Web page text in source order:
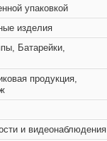
упаковкой
изделия
Батарейки,
продукция,
и видеонаблюдения